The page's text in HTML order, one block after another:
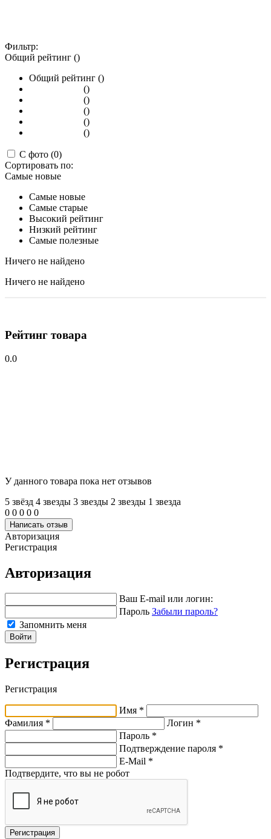
Фильтр:
Общий рейтинг ()
Общий рейтинг ()
()
()
()
()
()
С фото (0)
Сортировать по:
Самые новые
Самые новые
Самые старые
Высокий рейтинг
Низкий рейтинг
Самые полезные
Ничего не найдено
Ничего не найдено
Рейтинг товара
0.0
У данного товара пока нет отзывов
5 звёзд 4 звeзды 3 звeзды 2 звeзды 1 звeзда
0 0 0 0 0
Написать отзыв
Авторизация
Регистрация
Авторизация
Ваш E-mail или логин:
Пароль Забыли пароль?
Запомнить меня
Войти
Регистрация
Регистрация
Имя *
Фамилия *
Логин *
Пароль *
Подтверждение пароля *
E-Mail *
Подтвердите, что вы не робот
Регистрация